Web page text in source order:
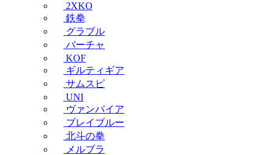
2XKO
鉄拳
グラブル
バーチャ
KOF
ギルティギア
サムスピ
UNI
ヴァンパイア
ブレイブルー
北斗の拳
メルブラ